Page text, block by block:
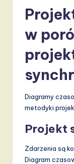
w
Diagramy
metodyki
Projekt
Zdarzenia są
Diagram